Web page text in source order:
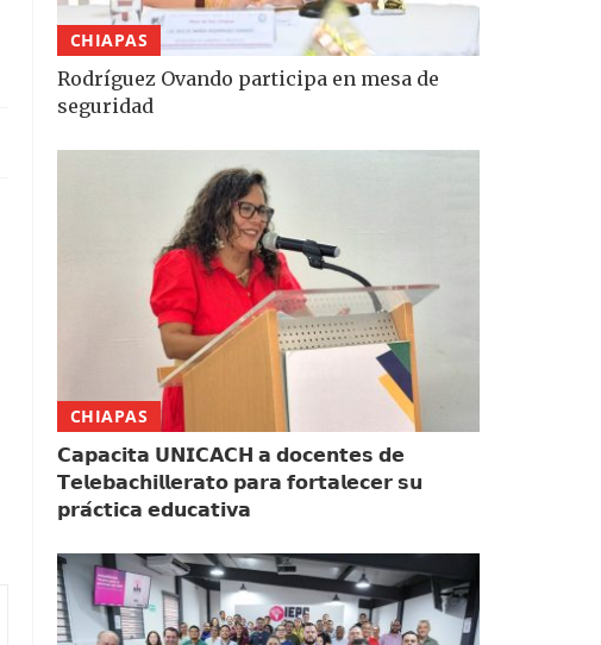
CHIAPAS
Rodríguez Ovando participa en mesa de
seguridad
CHIAPAS
𝗖𝗮𝗽𝗮𝗰𝗶𝘁𝗮 𝗨𝗡𝗜𝗖𝗔𝗖𝗛 𝗮 𝗱𝗼𝗰𝗲𝗻𝘁𝗲𝘀 𝗱𝗲
𝗧𝗲𝗹𝗲𝗯𝗮𝗰𝗵𝗶𝗹𝗹𝗲𝗿𝗮𝘁𝗼 𝗽𝗮𝗿𝗮 𝗳𝗼𝗿𝘁𝗮𝗹𝗲𝗰𝗲𝗿 𝘀𝘂
𝗽𝗿𝗮́𝗰𝘁𝗶𝗰𝗮 𝗲𝗱𝘂𝗰𝗮𝘁𝗶𝘃𝗮